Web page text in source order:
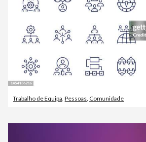
Trabalho de Equipa, Pessoas, Comunidade